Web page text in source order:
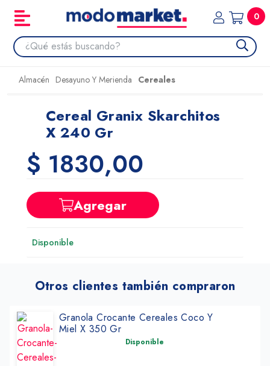
0
Almacén Desayuno Y Merienda Cereales
Cereal Granix Skarchitos
X 240 Gr
$ 1830,00
Agregar
Disponible
Otros clientes también compraron
Granola Crocante Cereales Coco Y
Miel X 350 Gr
Disponible